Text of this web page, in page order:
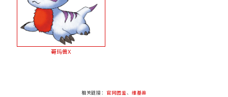
哥玛兽X
相关链接： 官网图鉴、 维基兽